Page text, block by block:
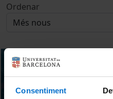
Consentiment
Ordenar